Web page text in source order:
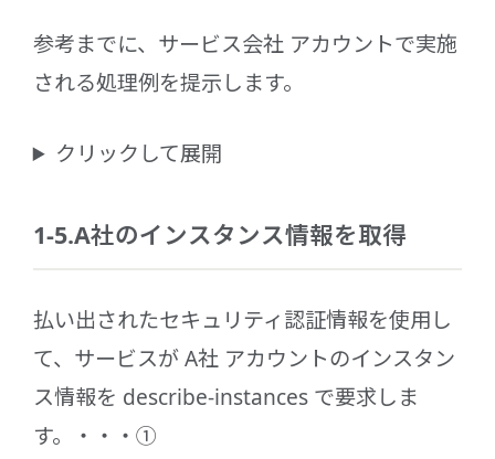
参考までに、サービス会社 アカウントで実施
される処理例を提示します。
クリックして展開
1-5.A社のインスタンス情報を取得
払い出されたセキュリティ認証情報を使用し
て、サービスが A社 アカウントのインスタン
ス情報を describe-instances で要求しま
す。・・・①